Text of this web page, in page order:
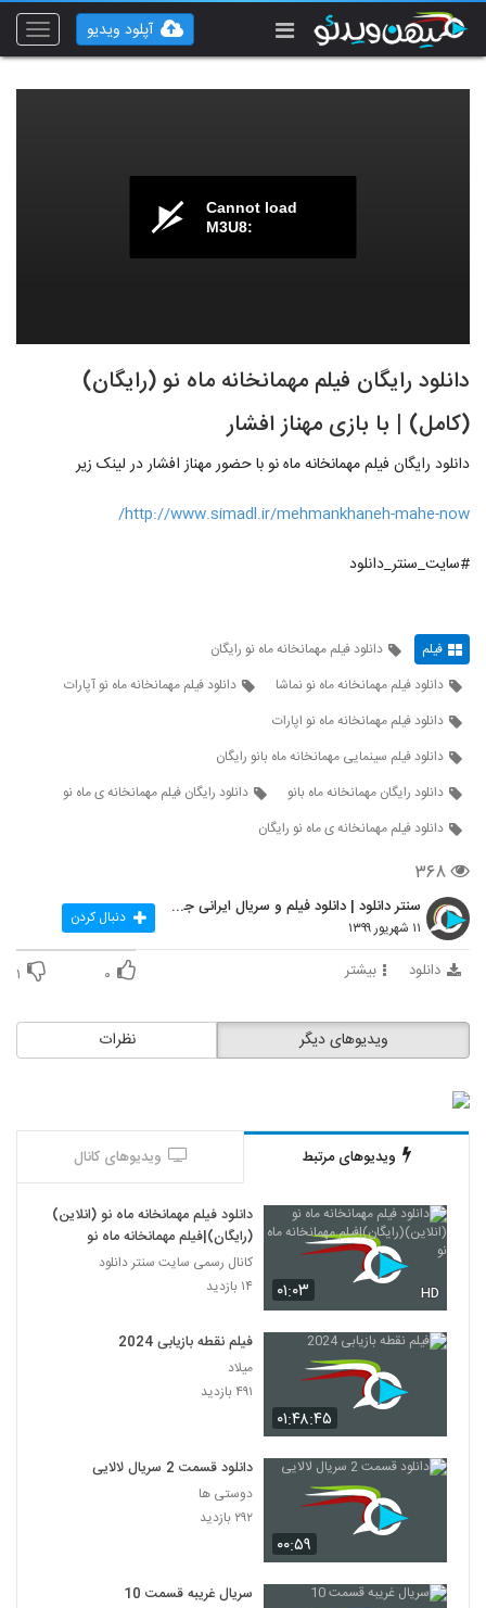
Toggle
آپلود ویدیو
Cannot load
M3U8:
دانلود رایگان فیلم مهمانخانه ماه نو (رایگان)
(کامل) | با بازی مهناز افشار
دانلود رایگان فیلم مهمانخانه ماه نو با حضور مهناز افشار در لینک زیر
http://www.simadl.ir/mehmankhaneh-mahe-now/
#سایت_سنتر_دانلود
فیلم
دانلود فیلم مهمانخانه ماه نو رایگان
دانلود فیلم مهمانخانه ماه نو نماشا
دانلود فیلم مهمانخانه ماه نو آپارات
دانلود فیلم مهمانخانه ماه نو اپارات
دانلود فیلم سینمایی مهمانخانه ماه بانو رایگان
دانلود رایگان مهمانخانه ماه بانو
دانلود رایگان فیلم مهمانخانه ی ماه نو
دانلود فیلم مهمانخانه ی ماه نو رایگان
۳۶۸
سنتر دانلود | دانلود فیلم و سریال ایرانی جدید
۱۱ شهریور ۱۳۹۹ دنبال کردن
دانلود بیشتر ۰ ۱
نظرات ویدیوهای دیگر
ویدیوهای مرتبط ویدیوهای کانال
۰۱:۰۳ HD
دانلود فیلم مهمانخانه ماه نو (انلاین)
(رایگان)|فیلم مهمانخانه ماه نو
کانال رسمی سایت سنتر دانلود
۱۴ بازدید
۰۱:۴۸:۴۵
فیلم نقطه بازیابی 2024
میلاد
۴۹۱ بازدید
۰۰:۵۹
دانلود قسمت 2 سریال لالایی
دوستی ها
۲۹۲ بازدید
سریال غریبه قسمت 10